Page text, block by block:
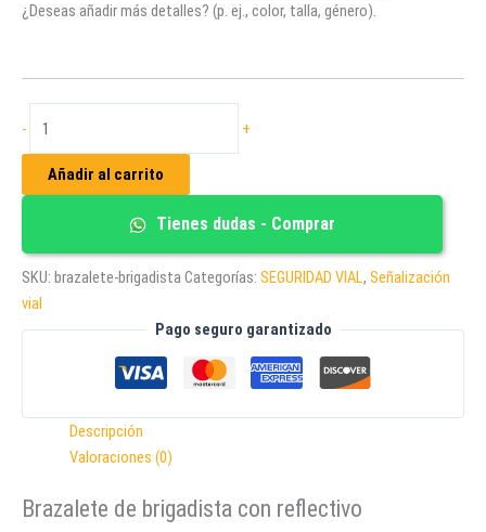
¿Deseas añadir más detalles? (p. ej., color, talla, género).
-
BRIGADISTA
CON
+
Añadir al carrito
Tienes dudas - Comprar
SKU: brazalete-brigadista Categorías: SEGURIDAD VIAL, Señalización
vial
Pago seguro garantizado
Descripción
Valoraciones (0)
Brazalete de brigadista con reflectivo